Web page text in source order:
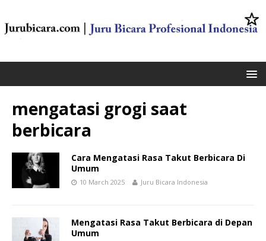
mengatasi grogi saat
berbicara
Cara Mengatasi Rasa Takut Berbicara Di
Umum
10 March 2025 Juru Bicara Indonesia
Mengatasi Rasa Takut Berbicara di Depan
Umum